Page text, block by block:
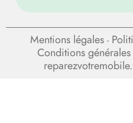
Mentions légales -
Conditions